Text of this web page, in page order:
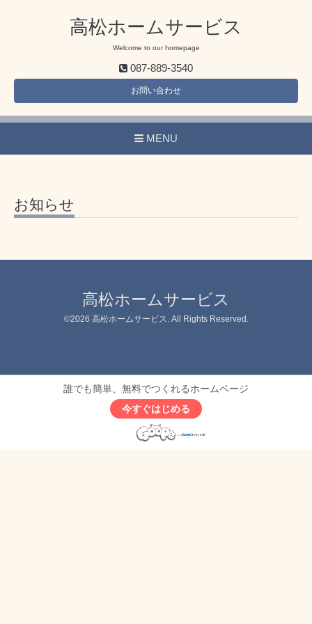
高松ホームサービス
Welcome to our homepage
087-889-3540
お問い合わせ
MENU
お知らせ
高松ホームサービス
©2026 高松ホームサービス . All Rights Reserved.
誰でも簡単、無料でつくれるホームページ
今すぐはじめる